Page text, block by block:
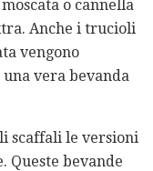
o cannella
Anche i trucioli
vengono
vera bevanda
scaffali le versioni
Queste bevande